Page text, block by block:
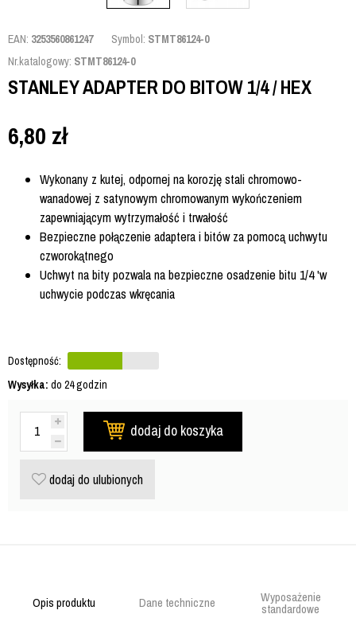
EAN: 3253560861247 Symbol: STMT86124-0
Nr.katalogowy: STMT86124-0
STANLEY ADAPTER DO BITOW 1/4 / HEX
6,80 zł
Wykonany z kutej, odpornej na korozję stali chromowo-
wanadowej z satynowym chromowanym wykończeniem
zapewniającym wytrzymałość i trwałość
Bezpieczne połączenie adaptera i bitów za pomocą uchwytu
czworokątnego
Uchwyt na bity pozwala na bezpieczne osadzenie bitu 1/4 'w
uchwycie podczas wkręcania
Dostępność:
Wysyłka: do 24 godzin
dodaj do koszyka
dodaj do ulubionych
Opis produktu Dane techniczne Wyposażenie
standardowe